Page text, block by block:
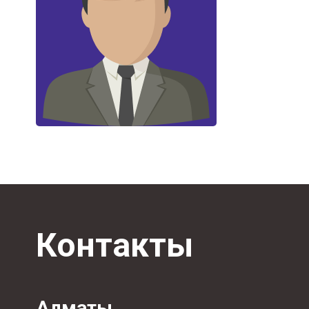
Контакты